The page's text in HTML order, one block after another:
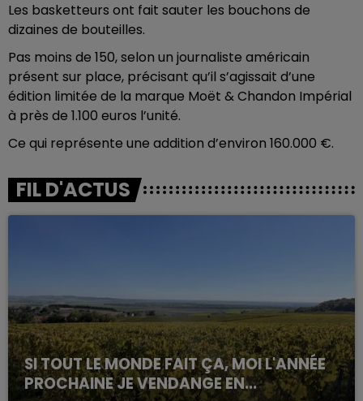
Les basketteurs ont fait sauter les bouchons de
dizaines de bouteilles.
Pas moins de 150, selon un journaliste américain
présent sur place, précisant qu’il s’agissait d’une
édition limitée de la marque Moët & Chandon Impérial
à près de 1.100 euros l’unité.
Ce qui représente une addition d’environ 160.000 €.
FIL D'ACTUS
SI TOUT LE MONDE FAIT ÇA, MOI L'ANNÉE
PROCHAINE JE VENDANGE EN...